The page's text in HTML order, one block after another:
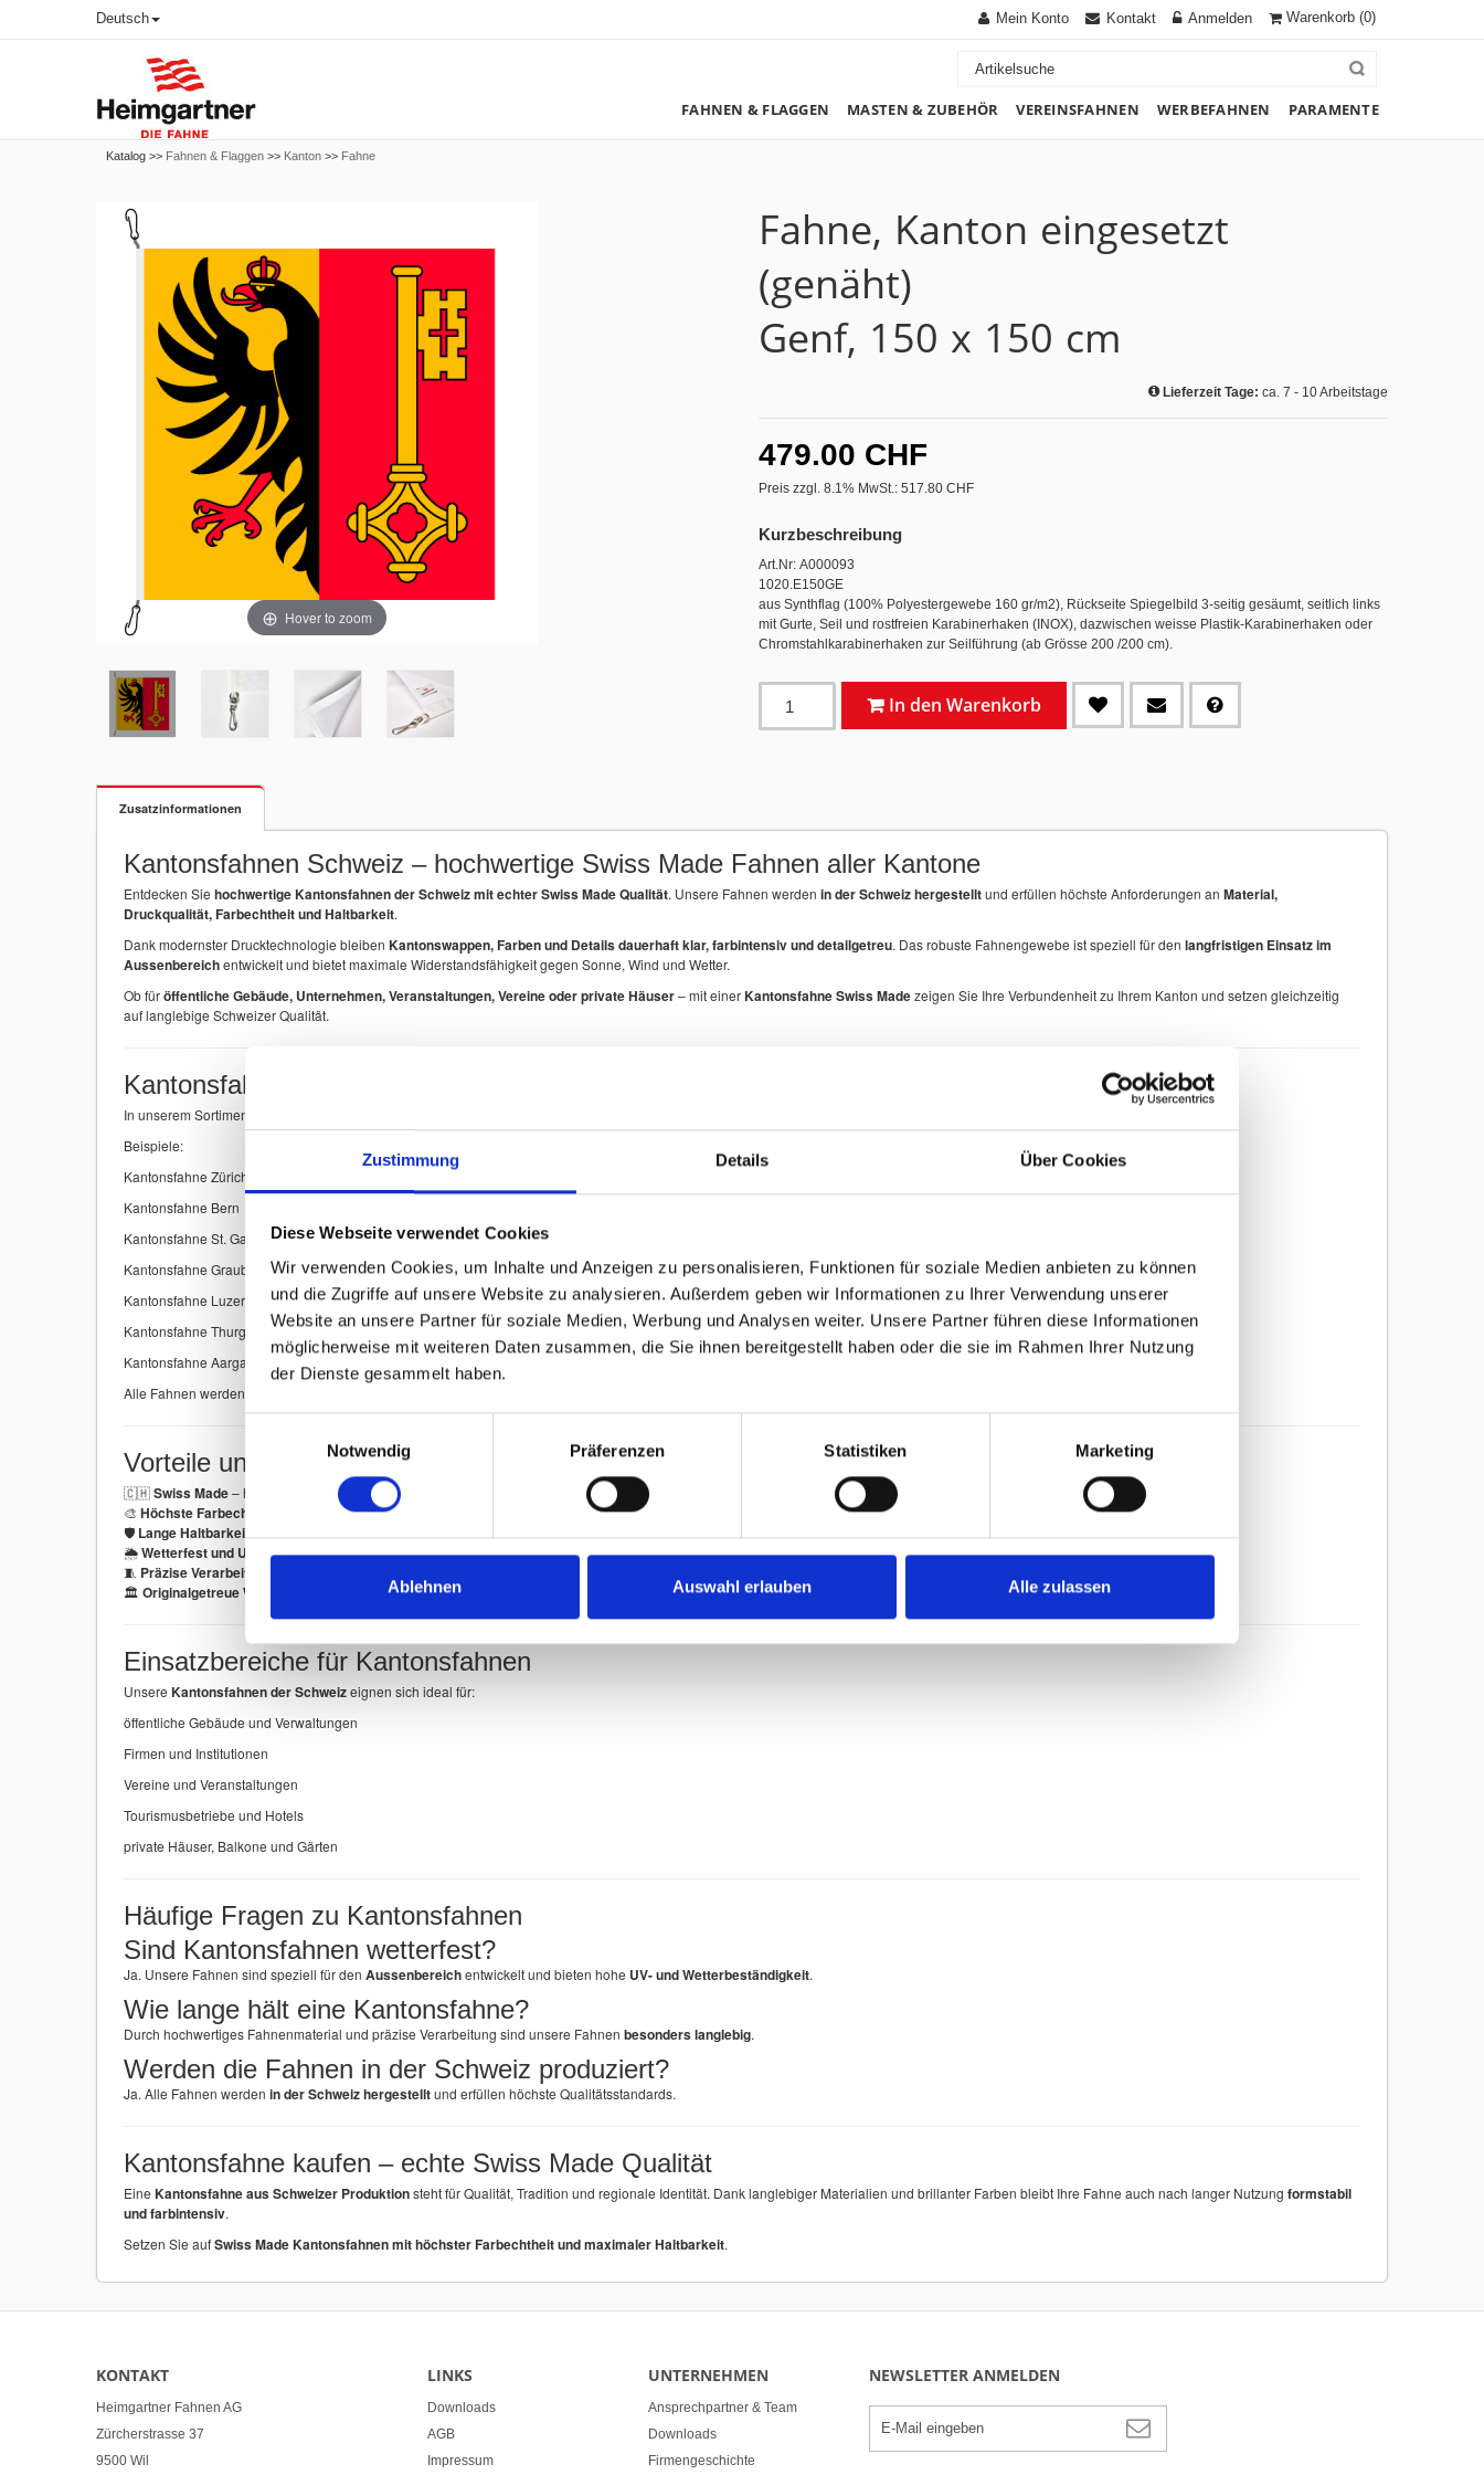
Zustimmung Details Über Cookies
Diese Webseite verwendet Cookies
Wir verwenden Cookies, um Inhalte und Anzeigen zu personalisieren, Funktionen für soziale Medien anbieten zu können
und die Zugriffe auf unsere Website zu analysieren. Außerdem geben wir Informationen zu Ihrer Verwendung unserer
Website an unsere Partner für soziale Medien, Werbung und Analysen weiter. Unsere Partner führen diese Informationen
möglicherweise mit weiteren Daten zusammen, die Sie ihnen bereitgestellt haben oder die sie im Rahmen Ihrer Nutzung
der Dienste gesammelt haben.
Notwendig
Präferenzen Statistiken Marketing
Ablehnen Auswahl erlauben Alle zulassen
Deutsch Warenkorb (0)
Mein Konto Kontakt Anmelden
FAHNEN & FLAGGEN MASTEN & ZUBEHÖR VEREINSFAHNEN WERBEFAHNEN PARAMENTE
Katalog >> Fahnen & Flaggen >> Kanton >> Fahne
Hover to zoom
Fahne, Kanton eingesetzt
(genäht)
Genf, 150 x 150 cm
Lieferzeit Tage: ca. 7 - 10 Arbeitstage
479.00 CHF
Preis zzgl. 8.1% MwSt.: 517.80 CHF
Kurzbeschreibung
Art.Nr: A000093
1020.E150GE
aus Synthflag (100% Polyestergewebe 160 gr/m2), Rückseite Spiegelbild 3-seitig gesäumt, seitlich links
mit Gurte, Seil und rostfreien Karabinerhaken (INOX), dazwischen weisse Plastik-Karabinerhaken oder
Chromstahlkarabinerhaken zur Seilführung (ab Grösse 200 /200 cm).
In den Warenkorb
Zusatzinformationen
Kantonsfahnen Schweiz – hochwertige Swiss Made Fahnen aller Kantone
Entdecken Sie hochwertige Kantonsfahnen der Schweiz mit echter Swiss Made Qualität. Unsere Fahnen werden in der Schweiz hergestelltund erfüllen höchste Anforderungen an Material,
Druckqualität, Farbechtheit und Haltbarkeit.
Dank modernster Drucktechnologie bleiben Kantonswappen, Farben und Details dauerhaft klar, farbintensiv und detailgetreu. Das robuste Fahnengewebe ist speziell für den langfristigen Einsatz im
Aussenbereichentwickelt und bietet maximale Widerstandsfähigkeit gegen Sonne, Wind und Wetter.
Ob füröffentliche Gebäude, Unternehmen, Veranstaltungen, Vereine oder private Häuser– mit einerKantonsfahne Swiss Madezeigen Sie Ihre Verbundenheit zu Ihrem Kanton und setzen gleichzeitig
auf langlebige Schweizer Qualität.
Kantonsfahnen der Schweiz
In unserem Sortiment finden Sie
Beispiele:
Kantonsfahne Zürich
Kantonsfahne Bern
Kantonsfahne St. Gallen
Kantonsfahne Graubünden
Kantonsfahne Luzern
Kantonsfahne Thurgau
Kantonsfahne Aargau
Alle Fahnen werden mit
Vorteile unserer Kantonsfahnen
🇨🇭Swiss Made– hergestellt in der Schweiz
🎨 Höchste Farbechtheit
– brillante und langlebige Farben
🛡 Lange Haltbarkeit
🌦Wetterfest und UV-beständig– ideal für den Aussenbereich
🧵 Präzise Verarbeitung
🏛 Originalgetreue Wappen – detailgenauer Druck
Einsatzbereiche für Kantonsfahnen
Unsere Kantonsfahnen der Schweizeignen sich ideal für:
öffentliche Gebäude und Verwaltungen
Firmen und Institutionen
Vereine und Veranstaltungen
Tourismusbetriebe und Hotels
private Häuser, Balkone und Gärten
Häufige Fragen zu Kantonsfahnen
Sind Kantonsfahnen wetterfest?
Ja. Unsere Fahnen sind speziell für den Aussenbereichentwickelt und bieten hohe UV- und Wetterbeständigkeit.
Wie lange hält eine Kantonsfahne?
Durch hochwertiges Fahnenmaterial und präzise Verarbeitung sind unsere Fahnen besonders langlebig.
Werden die Fahnen in der Schweiz produziert?
Ja. Alle Fahnen werden in der Schweiz hergestelltund erfüllen höchste Qualitätsstandards.
Kantonsfahne kaufen – echte Swiss Made Qualität
Eine Kantonsfahne aus Schweizer Produktionsteht für Qualität, Tradition und regionale Identität. Dank langlebiger Materialien und brillanter Farben bleibt Ihre Fahne auch nach langer Nutzung formstabil
und farbintensiv.
Setzen Sie aufSwiss Made Kantonsfahnen mit höchster Farbechtheit und maximaler Haltbarkeit.
KONTAKT
Heimgartner Fahnen AG
Zürcherstrasse 37
9500 Wil
LINKS
Downloads
AGB
Impressum
UNTERNEHMEN
Ansprechpartner & Team
Downloads
Firmengeschichte
NEWSLETTER ANMELDEN